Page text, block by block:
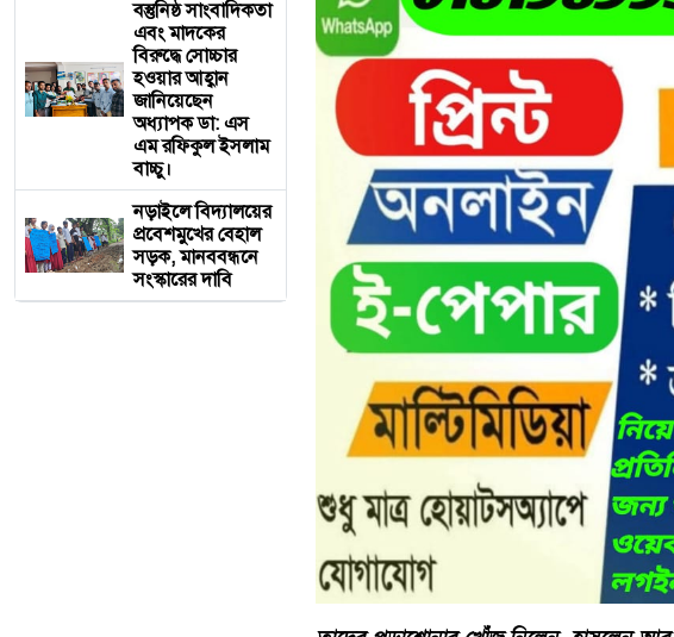
বস্তুনিষ্ঠ সাংবাদিকতা
এবং মাদকের
বিরুদ্ধে সোচ্চার
হওয়ার আহ্বান
জানিয়েছেন
অধ্যাপক ডা: এস
এম রফিকুল ইসলাম
বাচ্চু।
নড়াইলে বিদ্যালয়ের
প্রবেশমুখের বেহাল
সড়ক, মানববন্ধনে
সংস্কারের দাবি